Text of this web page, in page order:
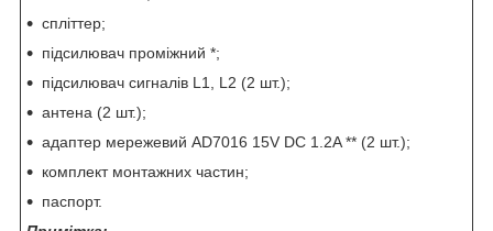
спліттер;
підсилювач проміжний *;
підсилювач сигналів L1, L2 (2 шт.);
антена (2 шт.);
адаптер мережевий AD7016 15V DC 1.2A ** (2 шт.);
комплект монтажних частин;
паспорт.